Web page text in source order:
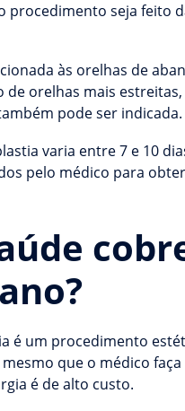
procedimento seja feito
às orelhas de
orelhas mais
pode ser indicada.
varia entre 7 e 10
pelo médico para
é um procedimento
que o médico faça
é de alto custo.